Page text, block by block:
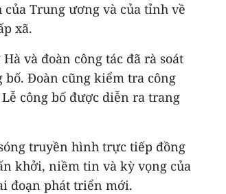
Trung ương và của tỉnh về
xã.
và đoàn công tác đã rà soát
Đoàn cũng kiểm tra công
công bố được diễn ra trang
truyền hình trực tiếp đồng
khởi, niềm tin và kỳ vọng của
đoạn phát triển mới.